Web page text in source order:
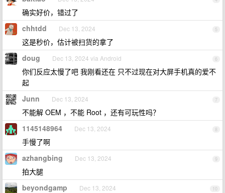
确实好价，错过了
5
chhtdd Dec 13, 2024
这是秒价，估计被扫货的拿了
6
doug Dec 13, 2024 via Android
你们反应太慢了吧 我刚看还在 只不过现在对大屏手机真的爱不
起
7
Junn Dec 13, 2024
不能解 OEM ，不能 Root ，还有可玩性吗？
8
1145148964 Dec 13, 2024
手慢了啊
9
azhangbing Dec 13, 2024
拍大腿
10
beyondgamp Dec 13, 2024